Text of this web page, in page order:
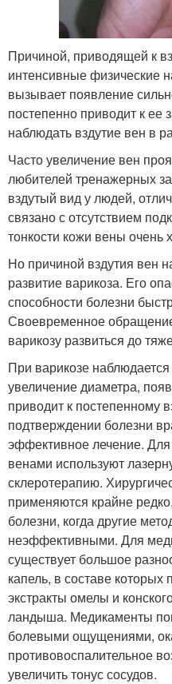
Причиной, приводящей к
интенсивные физические
вызывает появление
постепенно приводит к
наблюдать вздутие вен в
Часто увеличение вен
любителей тренажерных
вздутый вид у людей,
связано с отсутствием
тонкости кожи вены
Но причиной вздутия вен
развитие варикоза. Его
способности болезни
Своевременное
варикозу развиться до
При варикозе
увеличение диаметра,
приводит к постепенному
подтверждении болезни
эффективное лечение.
венами используют
склеротерапию.
применяются крайне
болезни, когда другие
неэффективными. Для
существует большое
капель, в составе которых
экстракты омелы и
ландыша. Медикаменты
болевыми ощущениями,
противовоспалительное
увеличить тонус сосудов.